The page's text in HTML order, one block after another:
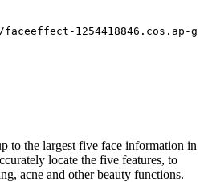
1254418846.cos.ap-
to the largest five face information in
locate the five features, to
acne and other beauty functions.